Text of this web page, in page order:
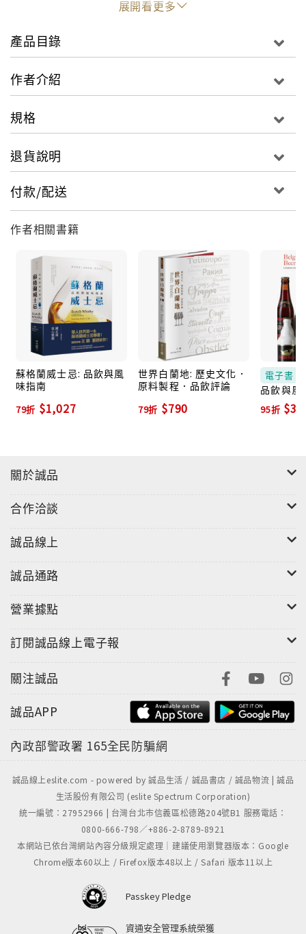
(○) 皮爾森淺色拉格讓魚肉料理更好吃？
(x) 初春和仲夏都適合飲用琥珀拉格？
(○) 「純釀啤酒」源自16世紀的課稅政策？
(○) 啤酒花都是雌株，一片花田好比女子高校？
◎【懂文化】探究六千年啤酒史，導覽德、比、英、美
什麼是社交型啤酒、割草機啤酒？英式與美式啤酒有何
差別？慕尼黑拉格為什麼黑？什麼又是帝國型司陶特??
這本書帶你認識類型、探索歷史、理解工藝、提升品
味，進餐廳輕鬆看懂酒單！
◎【重點附錄、酒癡必看】王鵬精選500大經典酒款，
淺色、深色、甜度、苦味、酸味......風味與口感各自精采
「啤酒不只是啤酒！」從入門到進階，導覽啤酒專業知
識與當代風潮：
你對啤酒的認識，是否仍停留在「淺黃色、低酒精，口
感輕盈滑順，帶點淡淡的苦味，口渴時喝起來很暢
快」？
在十九世紀中葉捷克皮爾森型淺色拉格問世之後，全球
消費市場幾乎以淺色拉格為大宗，但如今是啤酒產業最
統元素不斷在新興的當代經典裡復活，更突破地理限制
比利時風格啤酒；美國酒廠也可以釀出媲美原汁原味的
勢！
本書以啤酒品評為主軸，從歷史淵源到當今趨勢，從原
料特性到釀造工藝，從類型系統到品飲評論，從餐飲搭
食工作者與愛好者不可或缺的參考書。
第三篇〈啤酒品質的評判：品飲與評論〉
展開看更多
產品目錄
作者介紹
規格
退貨說明
付款/配送
作者相關書籍
蘇格蘭威士忌: 品飲與風
味指南
79折 $1,027
世界白蘭地: 歷史文化．
原料製程．品飲評論
79折 $790
電子書
品飲與風
書)
95折
關於誠品
合作洽談
誠品線上
誠品通路
營業據點
訂閱誠品線上電子報
關注誠品
誠品APP
內政部警政署 165全民防騙網
誠品線上eslite.com - powered by 誠品生活 / 誠品書店 / 誠品物流 | 誠品
生活股份有限公司 (eslite Spectrum Corporation)
統一編號：27952966 | 台灣台北市信義區松德路204號B1 服務電話：
0800-666-798／+886-2-8789-8921
本網站已依台灣網站內容分級規定處理｜建議使用瀏覽器版本：Google
Chrome版本60以上 / Firefox版本48以上 / Safari 版本11以上
Passkey Pledge
資通安全管理系統榮獲